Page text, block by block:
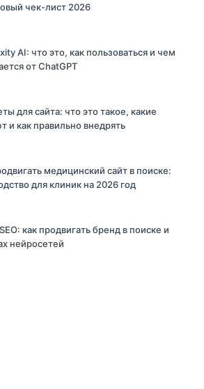
чек-лист 2026
AI: что это, как пользоваться и чем
от ChatGPT
для сайта: что это такое, какие
и как правильно внедрять
медицинский сайт в поиске:
для клиник на 2026 год
как продвигать бренд в поиске и
нейросетей